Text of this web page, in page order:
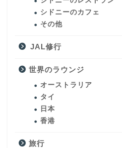
シドニーのカフェ
その他
JAL修行
世界のラウンジ
オーストラリア
タイ
日本
香港
旅行